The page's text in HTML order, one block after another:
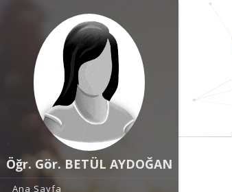
Öğr. Gör. BETÜL AYDOĞAN
Ana Sayfa